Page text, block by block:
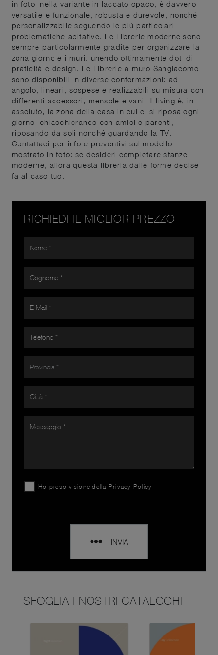
in foto, nella variante in laccato opaco, è davvero
versatile e funzionale, robusta e durevole, nonché
personalizzabile seguendo le più particolari
problematiche abitative. Le Librerie moderne sono
sempre particolarmente gradite per organizzare la
zona giorno e i muri, unendo ottimamente doti di
praticità e design. Le Librerie a muro Sangiacomo
sono disponibili in diverse conformazioni: ad
angolo, lineari, sospese e realizzabili su misura con
differenti accessori, mensole e vani. Il living è, in
assoluto, la zona della casa in cui ci si riposa ogni
giorno, chiacchierando con amici e parenti,
riposando da soli nonché guardando la TV.
Contattaci per info e preventivi sul modello
mostrato in foto: se desideri completare stanze
moderne, allora questa libreria dalle forme decise
fa al caso tuo.
RICHIEDI IL MIGLIOR PREZZO
Ho preso visione della Privacy Policy
INVIA
SFOGLIA I NOSTRI CATALOGHI